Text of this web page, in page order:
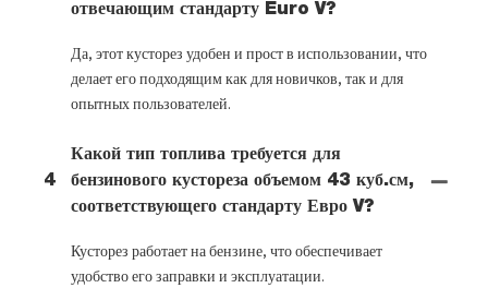
отвечающим стандарту Euro V?
Да, этот кусторез удобен и прост в использовании, что
делает его подходящим как для новичков, так и для
опытных пользователей.
4
Какой тип топлива требуется для
бензинового кустореза объемом 43 куб.см,
соответствующего стандарту Евро V?
Кусторез работает на бензине, что обеспечивает
удобство его заправки и эксплуатации.